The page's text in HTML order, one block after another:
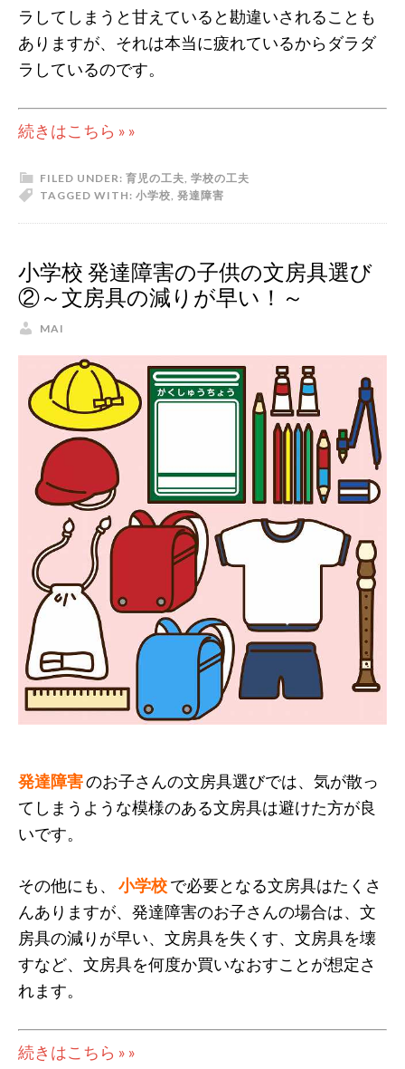
ラしてしまうと甘えていると勘違いされることも
ありますが、それは本当に疲れているからダラダ
ラしているのです。
続きはこちら » »
FILED UNDER: 育児の工夫, 学校の工夫
TAGGED WITH: 小学校, 発達障害
小学校 発達障害の子供の文房具選び
②～文房具の減りが早い！～
MAI
発達障害のお子さんの文房具選びでは、気が散っ
てしまうような模様のある文房具は避けた方が良
いです。
その他にも、 小学校で必要となる文房具はたくさ
んありますが、発達障害のお子さんの場合は、文
房具の減りが早い、文房具を失くす、文房具を壊
すなど、文房具を何度か買いなおすことが想定さ
れます。
続きはこちら » »